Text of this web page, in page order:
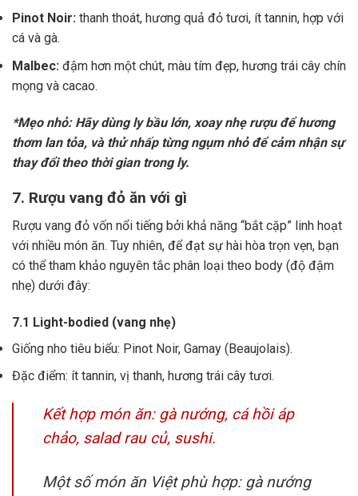
Pinot Noir: thanh thoát, hương quả đỏ tươi, ít tannin, hợp với
cá và gà.
Malbec: đậm hơn một chút, màu tím đẹp, hương trái cây chín
mọng và cacao.
*Mẹo nhỏ: Hãy dùng ly bầu lớn, xoay nhẹ rượu để hương
thơm lan tỏa, và thử nhấp từng ngụm nhỏ để cảm nhận sự
thay đổi theo thời gian trong ly.
7. Rượu vang đỏ ăn với gì
Rượu vang đỏ vốn nổi tiếng bởi khả năng “bắt cặp” linh hoạt
với nhiều món ăn. Tuy nhiên, để đạt sự hài hòa trọn vẹn, bạn
có thể tham khảo nguyên tắc phân loại theo body (độ đậm
nhẹ) dưới đây:
7.1 Light-bodied (vang nhẹ)
Giống nho tiêu biểu: Pinot Noir, Gamay (Beaujolais).
Đặc điểm: ít tannin, vị thanh, hương trái cây tươi.
Kết hợp món ăn: gà nướng, cá hồi áp
chảo, salad rau củ, sushi.
Một số món ăn Việt phù hợp: gà nướng